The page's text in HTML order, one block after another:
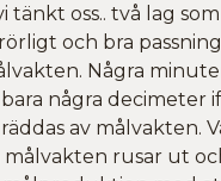
tänkt oss.. två lag
och bra
Några
några
av målvakten.
rusar ut